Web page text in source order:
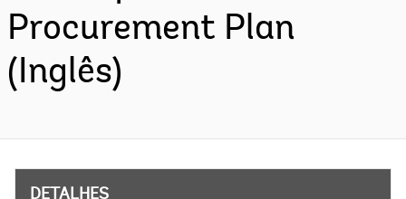
Procurement Plan
(Inglês)
DETALHES